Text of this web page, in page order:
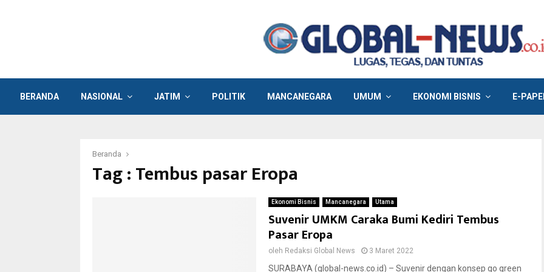
BERANDA NASIONAL JATIM POLITIK MANCANEGARA UMUM EKONOMI BISNIS E-
Beranda
Tag : Tembus pasar Eropa
Ekonomi Bisnis Mancanegara Utama
Suvenir UMKM Caraka Bumi Kediri Tembus
Pasar Eropa
oleh Redaksi Global News 3 Maret 2022
SURABAYA (global-news.co.id) – Suvenir dengan konsep go green